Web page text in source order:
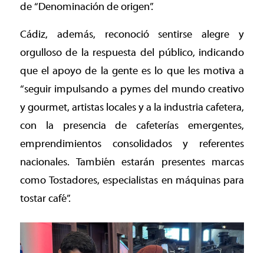
de “Denominación de origen”.
Cádiz, además, reconoció sentirse alegre y
orgulloso de la respuesta del público, indicando
que el apoyo de la gente es lo que les motiva a
“seguir impulsando a pymes del mundo creativo
y gourmet, artistas locales y a la industria cafetera,
con la presencia de cafeterías emergentes,
emprendimientos consolidados y referentes
nacionales. También estarán presentes marcas
como Tostadores, especialistas en máquinas para
tostar café”.